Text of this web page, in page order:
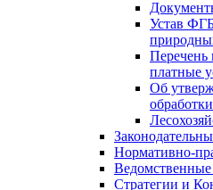
Устав
Перечень
платные
Об
Нормативно-
Стратегии и